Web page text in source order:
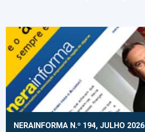
NERAINFORMA N.º 194, JULHO 2026